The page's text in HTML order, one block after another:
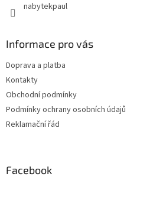
nabytekpaul
Informace pro vás
Doprava a platba
Kontakty
Obchodní podmínky
Podmínky ochrany osobních údajů
Reklamační řád
Facebook